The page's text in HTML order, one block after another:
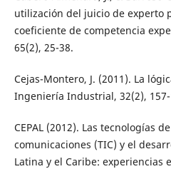
utilización del juicio de experto
coeficiente de competencia
65(2), 25-38.
Cejas-Montero, J. (2011). La
Ingeniería Industrial, 32(2), 157-
CEPAL (2012). Las tecnologías
comunicaciones (TIC) y el
Latina y el Caribe: experiencias